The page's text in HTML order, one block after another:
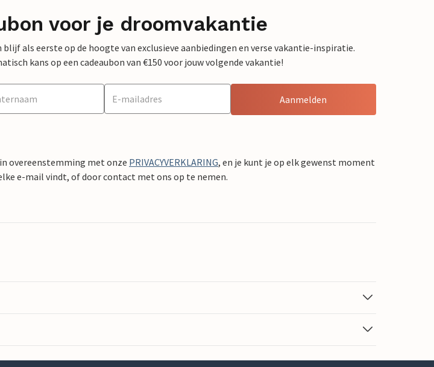
voor je droomvakantie
als eerste op de hoogte van exclusieve aanbiedingen en verse vakantie-inspiratie.
kans op een cadeaubon van €150 voor jouw volgende vakantie!
Aanmelden
overeenstemming met onze PRIVACYVERKLARING, en je kunt je op elk gewenst moment
e-mail vindt, of door contact met ons op te nemen.